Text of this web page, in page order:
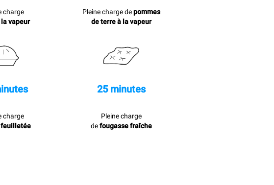
charge
vapeur
Pleine charge depommes
de terre à la vapeur
charge
25 minutes
Pleine charge
defougasse fraîche